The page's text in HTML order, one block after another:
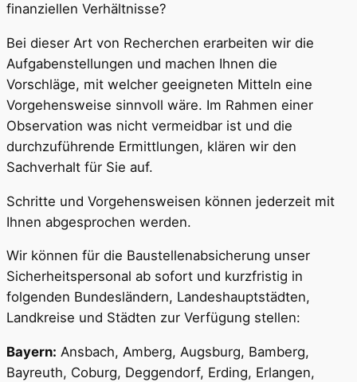
finanziellen Verhältnisse?
Bei dieser Art von Recherchen erarbeiten wir die
Aufgabenstellungen und machen Ihnen die
Vorschläge, mit welcher geeigneten Mitteln eine
Vorgehensweise sinnvoll wäre. Im Rahmen einer
Observation was nicht vermeidbar ist und die
durchzuführende Ermittlungen, klären wir den
Sachverhalt für Sie auf.
Schritte und Vorgehensweisen können jederzeit mit
Ihnen abgesprochen werden.
Wir können für die Baustellenabsicherung unser
Sicherheitspersonal ab sofort und kurzfristig in
folgenden Bundesländern, Landeshauptstädten,
Landkreise und Städten zur Verfügung stellen:
Bayern: Ansbach, Amberg, Augsburg, Bamberg,
Bayreuth, Coburg, Deggendorf, Erding, Erlangen,